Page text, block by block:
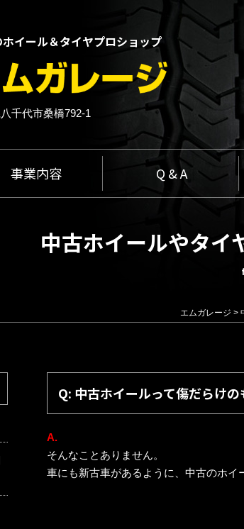
イール＆タイヤプロショップ
千代市桑橋792-1
事業内容 Q & A
中古ホイールやタイ
エムガレージ >
Q: 中古ホイールって傷だらけ
A.
そんなことありません。
車にも新古車があるように、中古のホ